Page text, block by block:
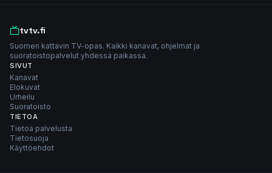
tvtv.fi
Suomen kattavin TV-opas. Kaikki kanavat, ohjelmat ja
suoratoistopalvelut yhdessä paikassa.
SIVUT
Kanavat
Elokuvat
Urheilu
Suoratoisto
TIETOA
Tietoa palvelusta
Tietosuoja
Käyttöehdot